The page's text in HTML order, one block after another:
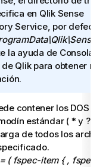
en Qlik Sense
Service, por defecto
la ayuda de Consola de
Qlikpara obtener más
contener los DOS
estándar ( * y ?).
de todos los
( fspec-item { , fspec-